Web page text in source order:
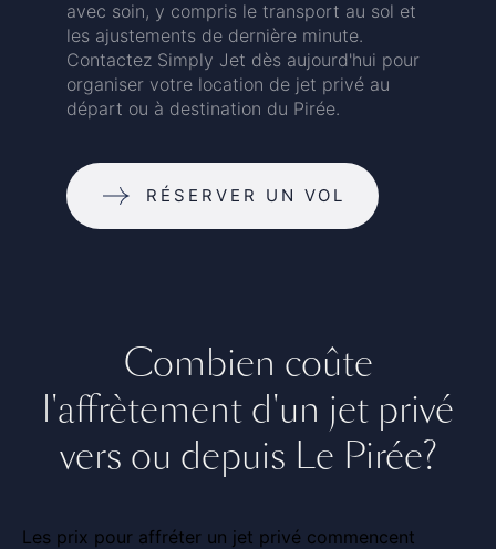
avec soin, y compris le transport au sol et
les ajustements de dernière minute.
Contactez Simply Jet dès aujourd'hui pour
organiser votre location de jet privé au
départ ou à destination du Pirée.
RÉSERVER UN VOL
Combien coûte
l'affrètement d'un jet privé
vers ou depuis Le Pirée?
Les prix pour affréter un jet privé commencent